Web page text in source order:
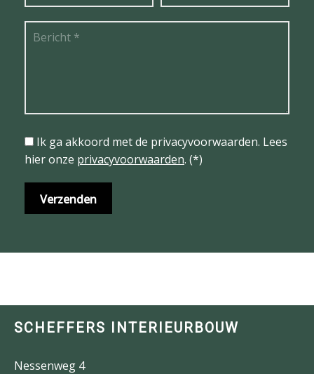
Ik ga akkoord met de privacyvoorwaarden. Lees
hier onze privacyvoorwaarden. (*)
SCHEFFERS INTERIEURBOUW
Nessenweg 4